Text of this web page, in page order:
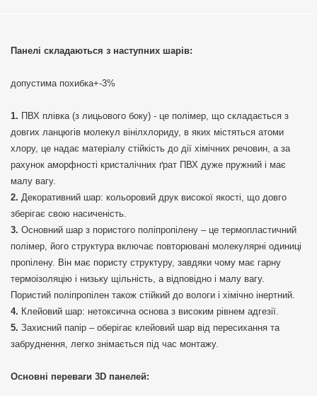
Панелі складаються з наступних шарів:
допустима похибка+-3%
ПВХ плівка (з лицьового боку) - це полімер, що складається з
довгих ланцюгів молекул вінілхлориду, в яких містяться атоми
хлору, це надає матеріалу стійкість до дії хімічних речовин, а за
рахунок аморфності кристалічних ґрат ПВХ дуже пружний і має
малу вагу.
Декоративний шар: кольоровий друк високої якості, що довго
зберігає свою насиченість.
Основний шар з пористого поліпропілену – це термопластичний
полімер, його структура включає повторювані молекулярні одиниці
пропілену. Він має пористу структуру, завдяки чому має гарну
термоізоляцію і низьку щільність, а відповідно і малу вагу.
Пористий поліпропілен також стійкий до вологи і хімічно інертний.
Клейовий шар: нетоксична основа з високим рівнем адгезії.
Захисний папір – оберігає клейовий шар від пересихання та
забруднення, легко знімається під час монтажу.
Основні переваги 3D панелей: